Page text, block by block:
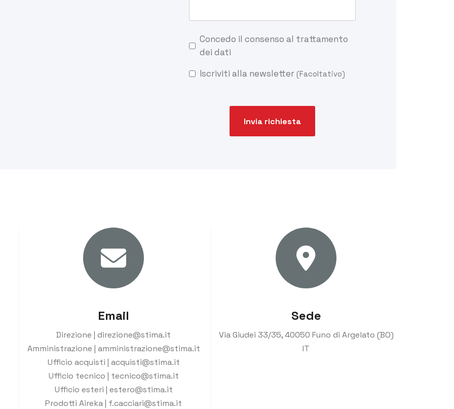
Concedo il consenso al trattamento
dei dati
Iscriviti alla newsletter (Facoltativo)
Invia richiesta
Email
Direzione | direzione@stima.it
Amministrazione | amministrazione@stima.it
Ufficio acquisti | acquisti@stima.it
Ufficio tecnico | tecnico@stima.it
Ufficio esteri | estero@stima.it
Prodotti Aireka | f.cacciari@stima.it
Sede
Via Giudei 33/35, 40050 Funo di Argelato (BO)
IT